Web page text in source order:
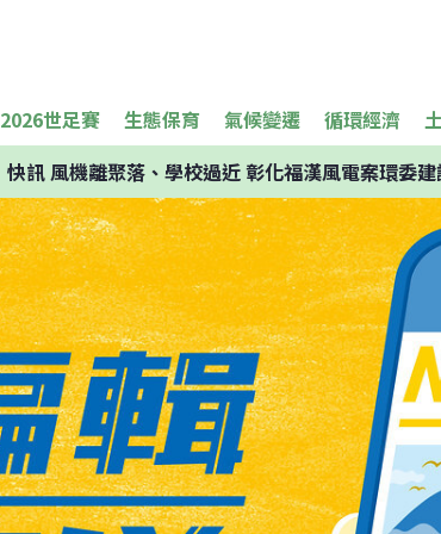
2026世足賽 生態保育 氣候變遷 循環經濟
快訊風機離聚落、學校過近 彰化福漢風電案環委